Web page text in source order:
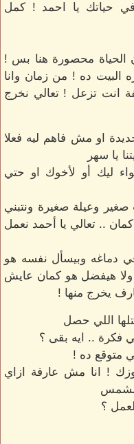
حياتك يا احمد ! كمل
محصورة هنا بس !
البيت ده ! من زمان وانا
انت تزعل ! تعالي نخرج
او مش فاهم ليه فعلا
يا سهر
ليك أو لأخوك او حتي
صغير وعيلة صغيرة ونتبني
كمان .. تعالي يا أحمد نعمل
دماغه وبيسأل نفسه هو
ولا هيفضل هو كمان عايش
يخرج منها !
اللي حصل
فكرة .. ايه بقى ؟
متوقع ده !
! انا مش عارفة ازاي
؟